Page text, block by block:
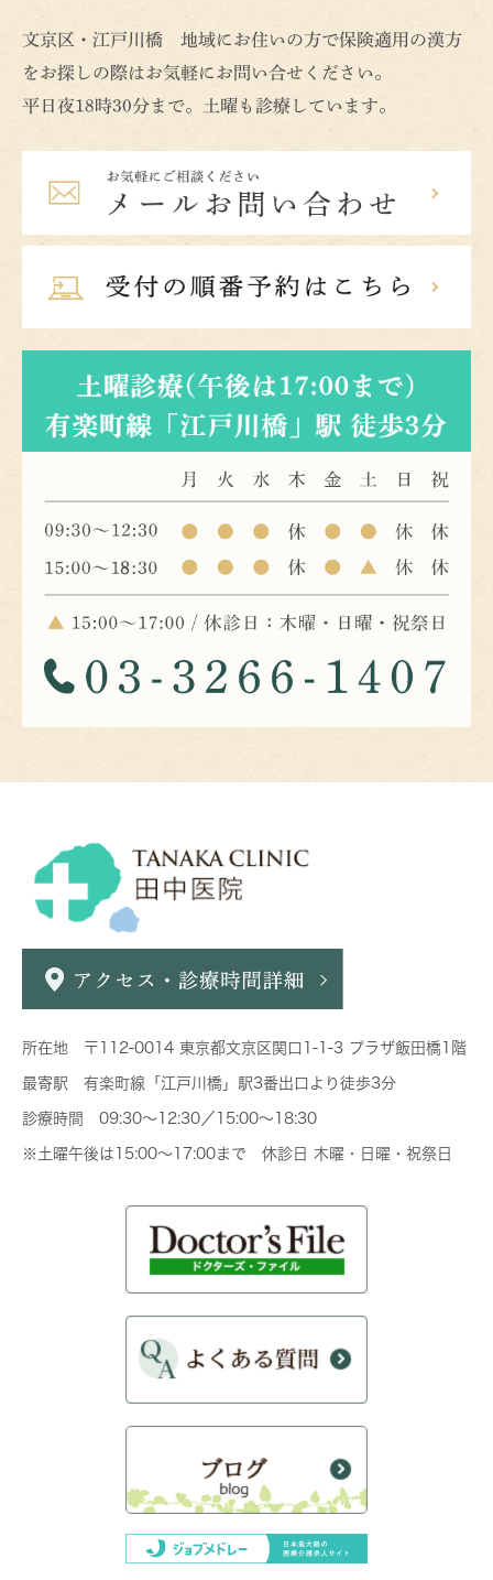
文京区・江戸川橋 地域にお住いの方で保険適用の漢方
をお探しの際はお気軽にお問い合せください。
平日夜18時30分まで。土曜も診療しています。
所在地 〒112-0014 東京都文京区関口1-1-3 プラザ飯田橋1階
最寄駅 有楽町線「江戸川橋」駅3番出口より徒歩3分
診療時間 09:30～12:30／15:00～18:30
※土曜午後は15:00～17:00まで 休診日 木曜・日曜・祝祭日